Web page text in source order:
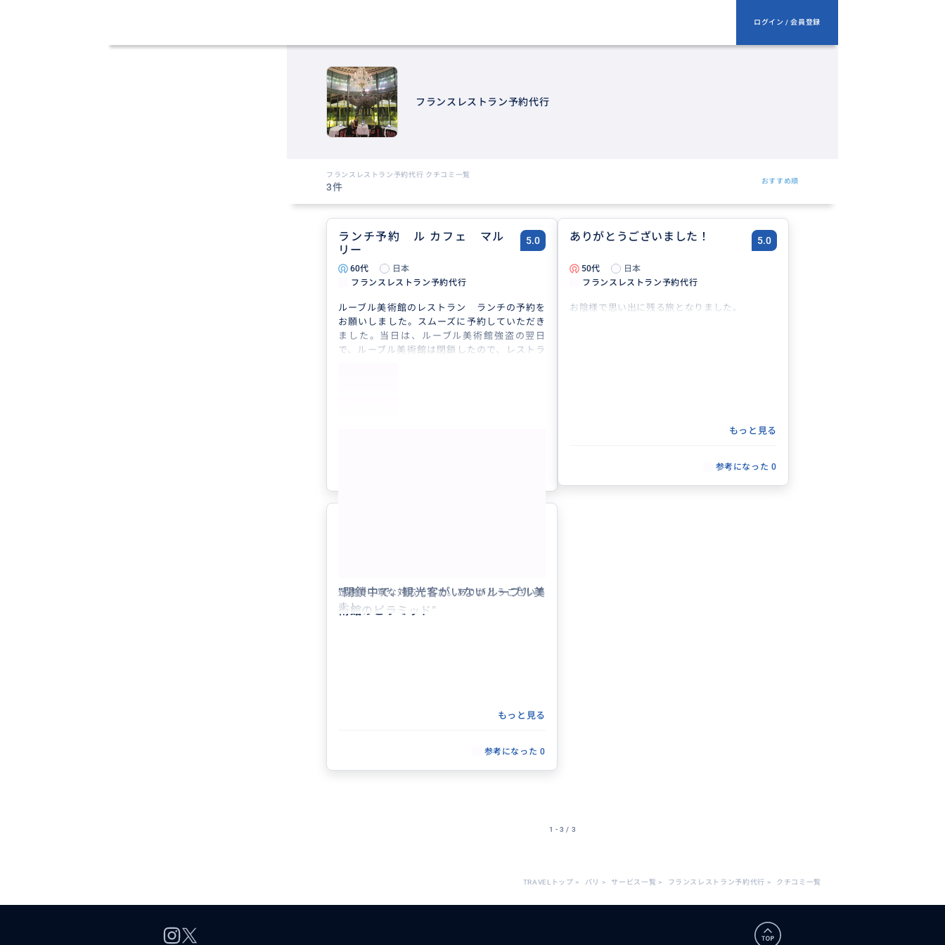
ログイン / 会員登録
フランスレストラン予約代行
フランスレストラン予約代行 クチコミ一覧
3件
おすすめ順
ランチ予約 ル カフェ マル
リー
5.0
60代
日本
フランスレストラン予約代行
ルーブル美術館のレストラン ランチの予約を
お願いしました。スムーズに予約していただき
ました。当日は、ルーブル美術館強盗の翌日
で、ルーブル美術館は閉鎖したので、レストラ
“閉鎖中で、観光客がいないルーブル美
術館のピラミッド ”
ありがとうございました！ 5.0
50代
日本
フランスレストラン予約代行
お陰様で思い出に残る旅となりました。
もっと見る
参考になった 0
迅速で丁寧な対応でした。ありがとうございま
す！
もっと見る
参考になった 0
1 - 3 / 3
TRAVELトップ > パリ > サービス一覧 > フランスレストラン予約代行 > クチコミ一覧